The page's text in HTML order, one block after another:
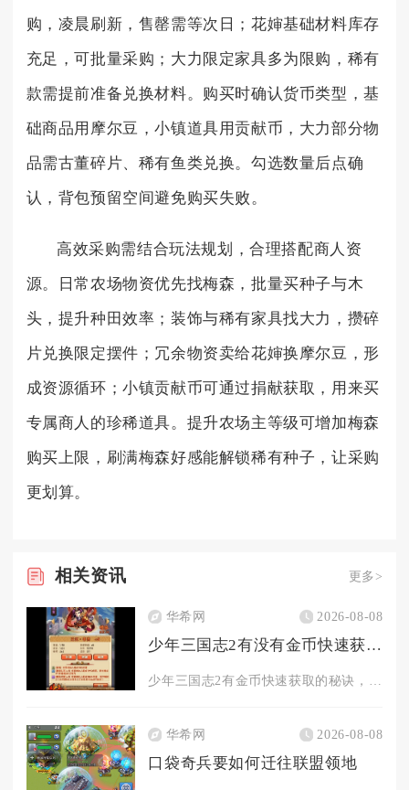
购，凌晨刷新，售罄需等次日；花婶基础材料库存
充足，可批量采购；大力限定家具多为限购，稀有
款需提前准备兑换材料。购买时确认货币类型，基
础商品用摩尔豆，小镇道具用贡献币，大力部分物
品需古董碎片、稀有鱼类兑换。勾选数量后点确
认，背包预留空间避免购买失败。
高效采购需结合玩法规划，合理搭配商人资
源。日常农场物资优先找梅森，批量买种子与木
头，提升种田效率；装饰与稀有家具找大力，攒碎
片兑换限定摆件；冗余物资卖给花婶换摩尔豆，形
成资源循环；小镇贡献币可通过捐献获取，用来买
专属商人的珍稀道具。提升农场主等级可增加梅森
购买上限，刷满梅森好感能解锁稀有种子，让采购
更划算。
相关资讯 更多>
华希网 2026-08-08
少年三国志2有没有金币快速获取的秘诀
少年三国志2有金币快速获取的秘诀，核心在于日常任务拉满、限时...
华希网 2026-08-08
口袋奇兵要如何迁往联盟领地